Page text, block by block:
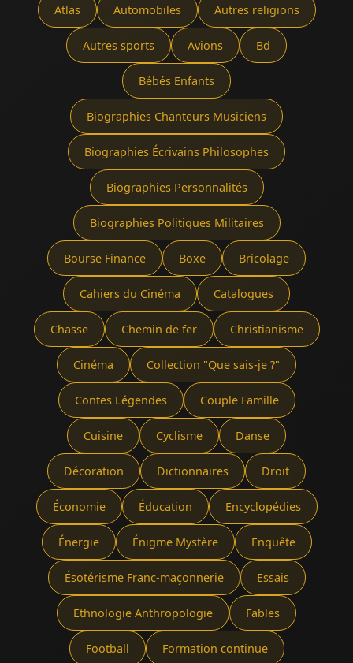
Atlas Automobiles Autres religions
Autres sports Avions Bd
Bébés Enfants
Biographies Chanteurs Musiciens
Biographies Écrivains Philosophes
Biographies Personnalités
Biographies Politiques Militaires
Bourse Finance Boxe Bricolage
Cahiers du Cinéma Catalogues
Chasse Chemin de fer Christianisme
Cinéma Collection "Que sais-je ?"
Contes Légendes Couple Famille
Cuisine Cyclisme Danse
Décoration Dictionnaires Droit
Économie Éducation Encyclopédies
Énergie Énigme Mystère Enquête
Ésotérisme Franc-maçonnerie Essais
Ethnologie Anthropologie Fables
Football Formation continue